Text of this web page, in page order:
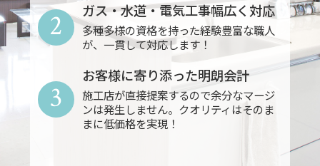
ガス・水道・電気工事幅広く対応
多種多様の資格を持った経験豊富な職人
が、一貫して対応します！
2
お客様に寄り添った明朗会計
施工店が直接提案するので余分なマージ
ンは発生しません。クオリティはそのま
まに低価格を実現！
3